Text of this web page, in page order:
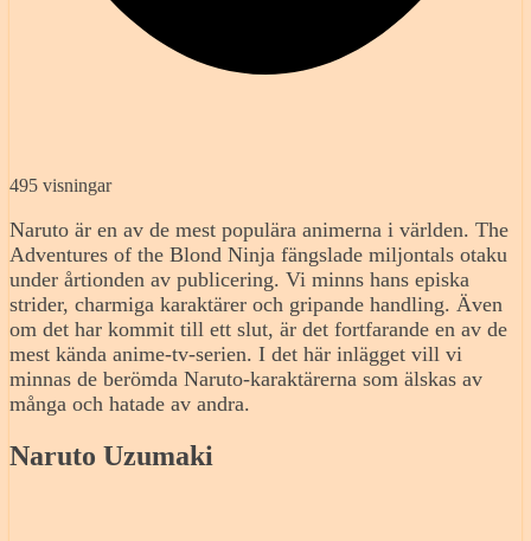
495 visningar
Naruto är en av de mest populära animerna i världen. The
Adventures of the Blond Ninja fängslade miljontals otaku
under årtionden av publicering. Vi minns hans episka
strider, charmiga karaktärer och gripande handling. Även
om det har kommit till ett slut, är det fortfarande en av de
mest kända anime-tv-serien. I det här inlägget vill vi
minnas de berömda Naruto-karaktärerna som älskas av
många och hatade av andra.
Naruto Uzumaki